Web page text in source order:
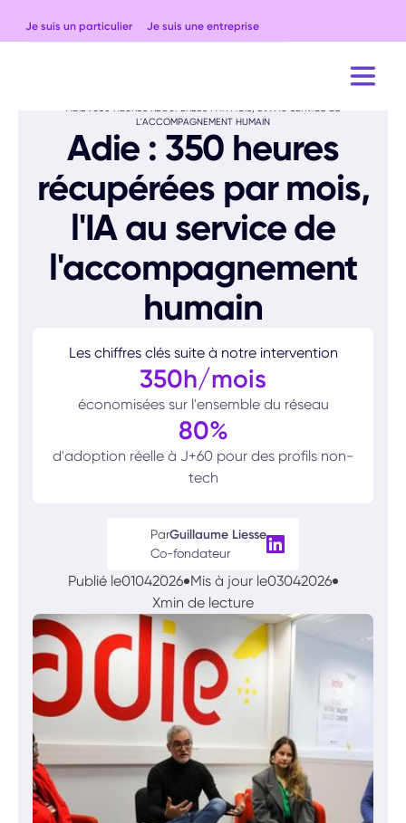
Je suis un particulier Je suis une entreprise
L'ACCOMPAGNEMENT HUMAIN
Adie : 350 heures
récupérées par mois,
l'IA au service de
l'accompagnement
humain
Les chiffres clés suite à notre intervention
350h/mois
économisées sur l'ensemble du réseau
80%
d'adoption réelle à J+60 pour des profils non-
tech
ParGuillaume Liesse
Co-fondateur
Publié le01042026 Mis à jour le03042026
Xmin de lecture